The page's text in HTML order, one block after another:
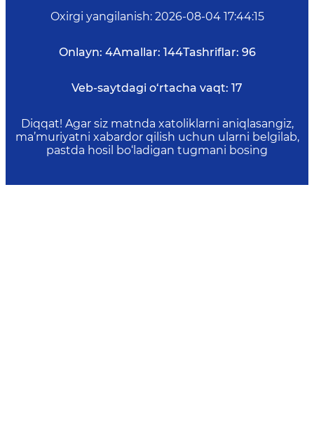
Oxirgi yangilanish: 2026-08-04 17:44:15
Onlayn: 4Amallar: 144Tashriflar: 96
Veb-saytdagi o‘rtacha vaqt: 17
Diqqat! Agar siz matnda xatoliklarni aniqlasangiz,
ma’muriyatni xabardor qilish uchun ularni belgilab,
pastda hosil bo‘ladigan tugmani bosing